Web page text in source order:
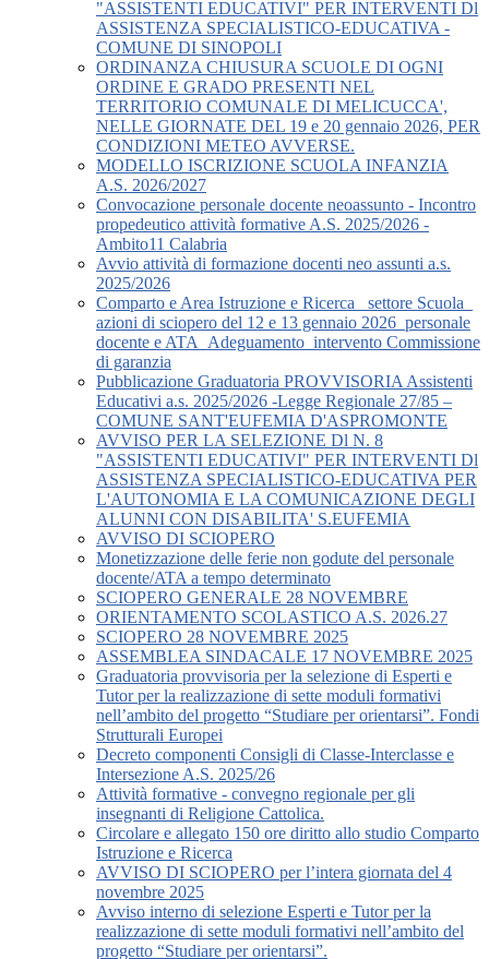
"ASSISTENTI EDUCATIVI" PER INTERVENTI Dl
ASSISTENZA SPECIALISTICO-EDUCATIVA -
COMUNE DI SINOPOLI
ORDINANZA CHIUSURA SCUOLE DI OGNI
ORDINE E GRADO PRESENTI NEL
TERRITORIO COMUNALE DI MELICUCCA',
NELLE GIORNATE DEL 19 e 20 gennaio 2026, PER
CONDIZIONI METEO AVVERSE.
MODELLO ISCRIZIONE SCUOLA INFANZIA
A.S. 2026/2027
Convocazione personale docente neoassunto - Incontro
propedeutico attività formative A.S. 2025/2026 -
Ambito11 Calabria
Avvio attività di formazione docenti neo assunti a.s.
2025/2026
Comparto e Area Istruzione e Ricerca_ settore Scuola_
azioni di sciopero del 12 e 13 gennaio 2026_personale
docente e ATA_Adeguamento_intervento Commissione
di garanzia
Pubblicazione Graduatoria PROVVISORIA Assistenti
Educativi a.s. 2025/2026 -Legge Regionale 27/85 –
COMUNE SANT'EUFEMIA D'ASPROMONTE
AVVISO PER LA SELEZIONE Dl N. 8
"ASSISTENTI EDUCATIVI" PER INTERVENTI Dl
ASSISTENZA SPECIALISTICO-EDUCATIVA PER
L'AUTONOMIA E LA COMUNICAZIONE DEGLI
ALUNNI CON DISABILITA' S.EUFEMIA
AVVISO DI SCIOPERO
Monetizzazione delle ferie non godute del personale
docente/ATA a tempo determinato
SCIOPERO GENERALE 28 NOVEMBRE
ORIENTAMENTO SCOLASTICO A.S. 2026.27
SCIOPERO 28 NOVEMBRE 2025
ASSEMBLEA SINDACALE 17 NOVEMBRE 2025
Graduatoria provvisoria per la selezione di Esperti e
Tutor per la realizzazione di sette moduli formativi
nell’ambito del progetto “Studiare per orientarsi”. Fondi
Strutturali Europei
Decreto componenti Consigli di Classe-Interclasse e
Intersezione A.S. 2025/26
Attività formative - convegno regionale per gli
insegnanti di Religione Cattolica.
Circolare e allegato 150 ore diritto allo studio Comparto
Istruzione e Ricerca
AVVISO DI SCIOPERO per l’intera giornata del 4
novembre 2025
Avviso interno di selezione Esperti e Tutor per la
realizzazione di sette moduli formativi nell’ambito del
progetto “Studiare per orientarsi”.